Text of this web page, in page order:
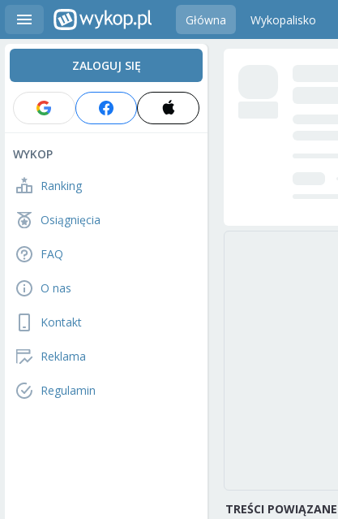
Główna Wykopalisko
ZALOGUJ SIĘ
WYKOP
Ranking
Osiągnięcia
FAQ
O nas
Kontakt
Reklama
Regulamin
TREŚCI POWIĄZANE